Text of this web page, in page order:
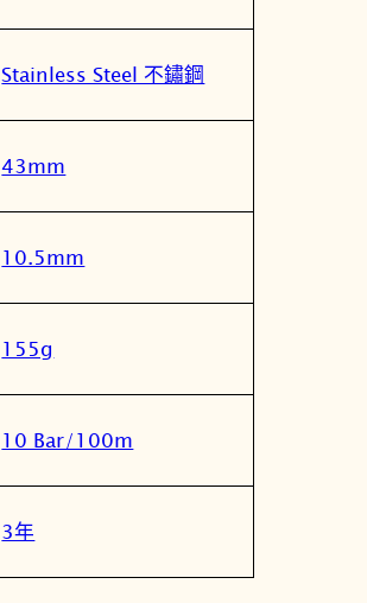
Stainless Steel 不鏽鋼
43mm
10.5mm
155g
10 Bar/100m
3年